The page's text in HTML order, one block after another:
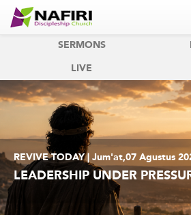
REVIVE
SERMONS
LIVE
REVIVE TODAY | Jum'at,07 Agustus
LEADERSHIP UNDER